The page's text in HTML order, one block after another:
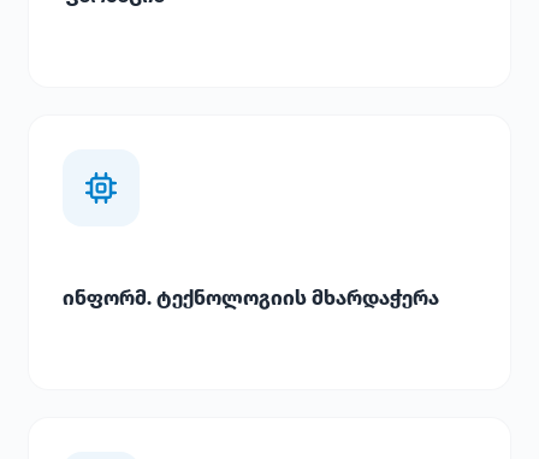
ინფორმ. ტექნოლოგიის მხარდაჭერა